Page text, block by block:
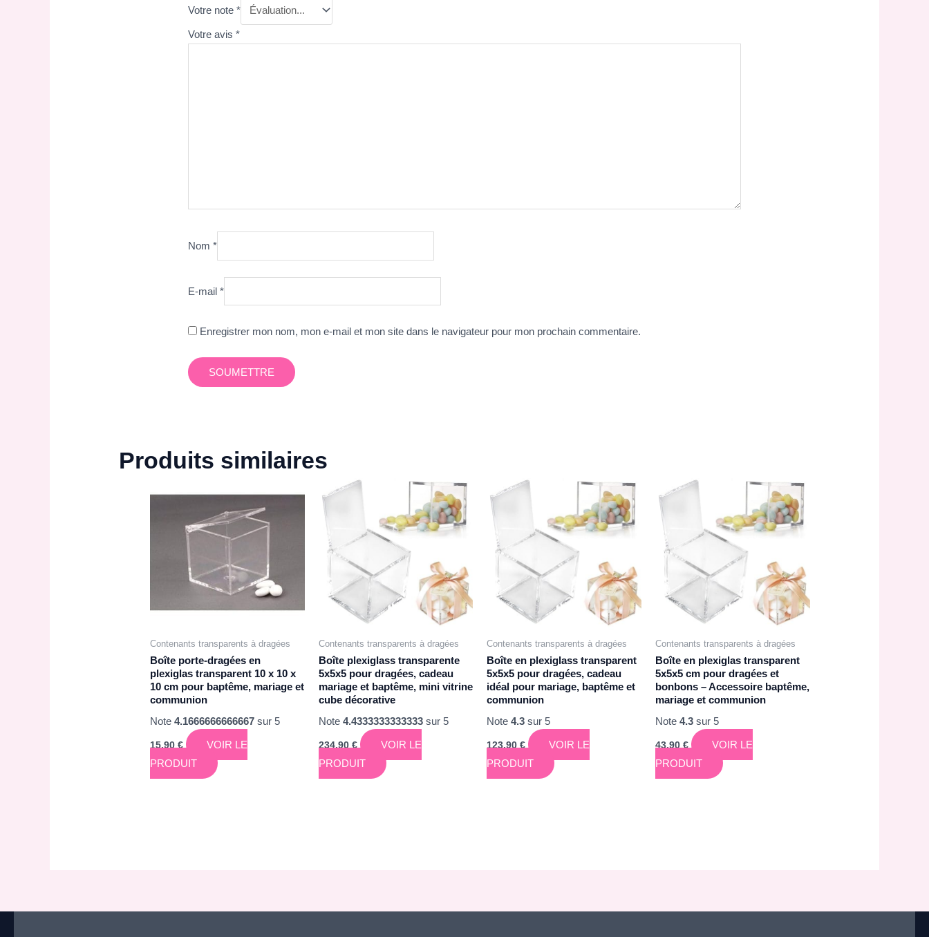
Votre note*
Votre avis*
Nom*
E-mail*
Enregistrer mon nom, mon e-mail et mon site dans le navigateur pour mon prochain commentaire.
Produits similaires
Contenants transparents à dragées
Boîte porte-dragées en
plexiglas transparent 10 x 10 x
10 cm pour baptême, mariage et
communion
Note4.1666666666667 sur 5
15,90€
VOIR LE
PRODUIT
Contenants transparents à dragées
Boîte plexiglass transparente
5x5x5 pour dragées, cadeau
mariage et baptême, mini vitrine
cube décorative
Note 4.4333333333333sur 5
234,90€
VOIR LE
PRODUIT
Contenants transparents à dragées
Boîte en plexiglass transparent
5x5x5 pour dragées, cadeau
idéal pour mariage, baptême et
communion
Note4.3 sur 5
123,90€
VOIR LE
PRODUIT
Contenants transparents à dragées
Boîte en plexiglas transparent
5x5x5 cm pour dragées et
bonbons – Accessoire baptême,
mariage et communion
Note4.3 sur 5
43,90€
VOIR LE
PRODUIT